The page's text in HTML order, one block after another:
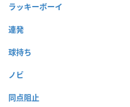
ラッキーボーイ
連発
球持ち
ノビ
同点阻止